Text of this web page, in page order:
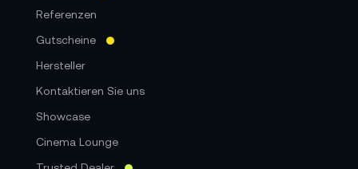
Referenzen
Gutscheine
Hersteller
Kontaktieren Sie uns
Showcase
Cinema Lounge